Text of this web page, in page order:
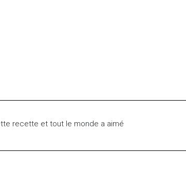
recette et tout le monde a aimé